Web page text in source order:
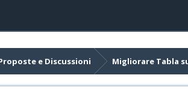
e Discussioni Migliorare Tabla